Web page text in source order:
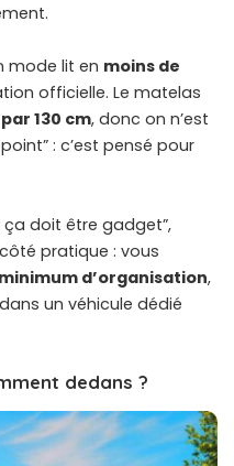
mode lit en moins de
officielle. Le matelas
130 cm, donc on n’est
: c’est pensé pour
ça doit être gadget”,
pratique : vous
d’organisation,
un véhicule dédié
dedans ?